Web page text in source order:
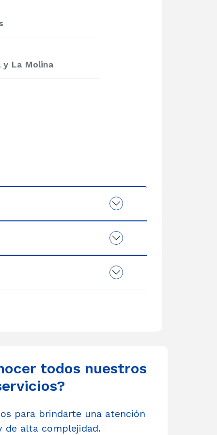
y La Molina
todos nuestros
para brindarte una atención
de alta complejidad.